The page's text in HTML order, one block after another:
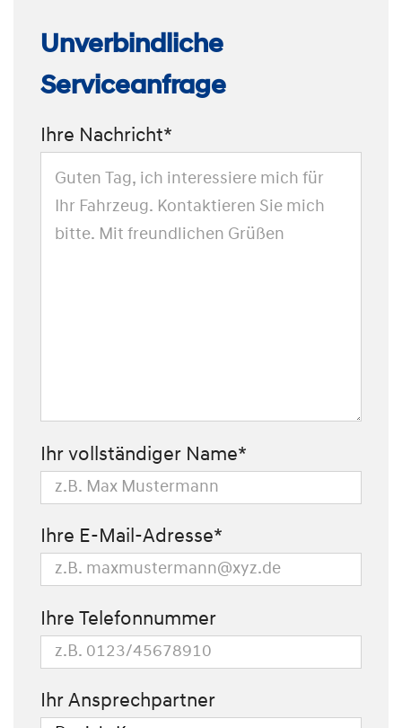
Unverbindliche
Serviceanfrage
Ihre Nachricht*
Ihr vollständiger Name*
Ihre E-Mail-Adresse*
Ihre Telefonnummer
Ihr Ansprechpartner